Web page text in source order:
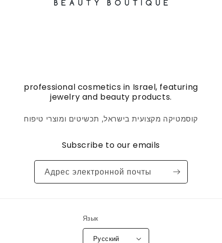
professional cosmetics in Israel, featuring
jewelry and beauty products.
קוסמטיקה מקצועית בישראל, תכשיטים ומוצרי טיפוח
Subscribe to our emails
Адрес электронной почты
Язык
Русский